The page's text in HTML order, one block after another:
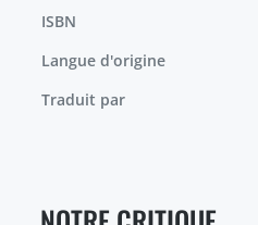
ISBN
Langue d'origine
Traduit par